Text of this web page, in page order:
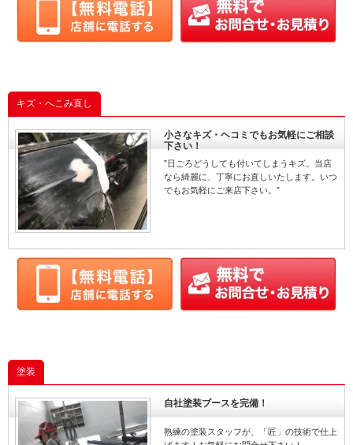
キズ・へこみ直し
小さなキズ・ヘコミでもお気軽にご相談
下さい！
”日ごろどうしても付いてしまうキズ。当店
なら綺麗に、丁寧にお直しいたします。いつ
でもお気軽にご来店下さい。”
塗装
自社塗装ブースを完備！
熟練の塗装スタッフが、「匠」の技術で仕上